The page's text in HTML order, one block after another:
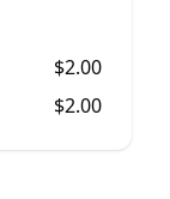
$2.00
$2.00